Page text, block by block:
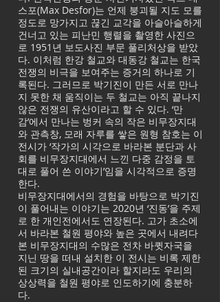
스포(Max Desfor)는 언제 붕괴될 지도 모를
정도로 망가지고 끊긴 교각을 아슬아슬하게
건너고 있는 피난민 행렬을 촬영한 사진으
로 1951년 보도사진 부문 풀리처상을 받았
다. 이처럼 한강 철교와 대동강 철교는 한국
전쟁의 비극을 보여주는 증거의 하나로 기
록된다. 그러므로 박기진이 만든 서로 만나
지 못한 채 움직이는 두 철교는 아직 끝나지
않은 전쟁의 유산이라고 할 수 있다. ‘만
감’에서 만나는 벙커 속의 작은 비무장지대
와 관측창, 모래 자루를 쌓은 원형 참호는 이
전시가 ‘작가의 시각으로 바라본 분단과 사
회를 비무장지대에서 느낀 다중 감정을 토
대로 풀어 쓴 이야기’임을 시각적으로 증명
한다.
비무장지대에서의 경험을 바탕으로 박기진
이 풀어내는 이야기는 2020년 ‘진동’을 주제
로 한 개인전에서도 연장된다. 고가 초소에
서 바라본 철원 평야와 높은 곳에서 내려다
본 비무장지대의 수많은 전차 바큇자국을
지닌 땅을 떠내 설치한 이 전시는 비록 제한
된 크기의 실내공간이라 할지라도 우리의
상상력을 철원 평야로 인도하기에 충분하
다.